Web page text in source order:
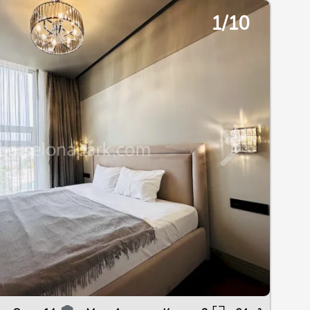
2/13 1/10